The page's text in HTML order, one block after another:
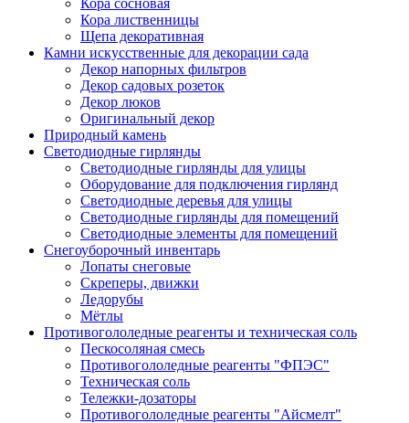
Кора сосновая
Кора лиственницы
Щепа декоративная
Камни искусственные для декорации сада
Декор напорных фильтров
Декор садовых розеток
Декор люков
Оригинальный декор
Природный камень
Светодиодные гирлянды
Светодиодные гирлянды для улицы
Оборудование для подключения гирлянд
Светодиодные деревья для улицы
Светодиодные гирлянды для помещений
Светодиодные элементы для помещений
Снегоуборочный инвентарь
Лопаты снеговые
Скреперы, движки
Ледорубы
Мётлы
Противогололедные реагенты и техническая соль
Пескосоляная смесь
Противогололедные реагенты "ФПЭС"
Техническая соль
Тележки-дозаторы
Противогололедные реагенты "Айсмелт"